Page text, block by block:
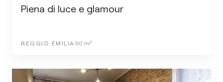
Piena di luce e glamour
REGGIO EMILIA 90 m²